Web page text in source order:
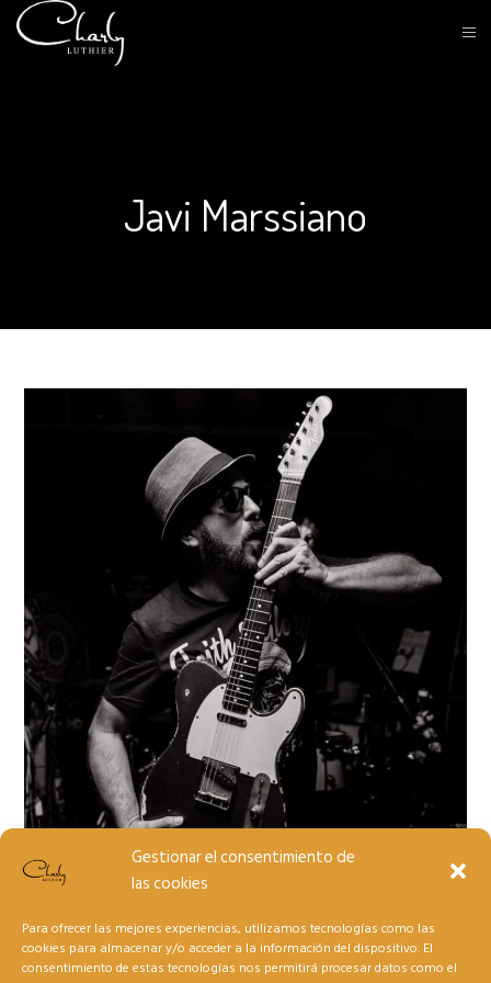
Gestionar el consentimiento de
las cookies
Para ofrecer las mejores experiencias, utilizamos tecnologías como las
cookies para almacenar y/o acceder a la información del dispositivo. El
consentimiento de estas tecnologías nos permitirá procesar datos como el
Javi Marssiano